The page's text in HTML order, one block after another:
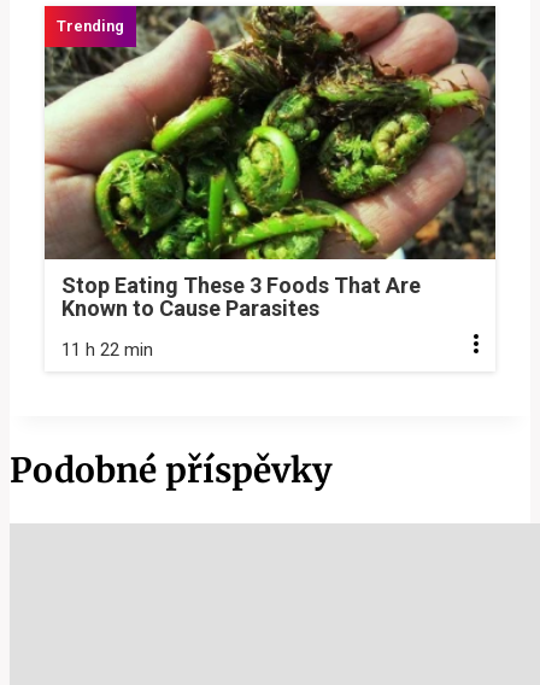
Stop Eating These 3 Foods That Are
Known to Cause Parasites
11 h 22 min
Podobné příspěvky